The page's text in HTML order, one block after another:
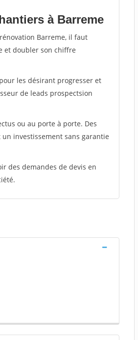
à Barreme
Barreme, il faut
et doubler son chiffre
les désirant progresser et
de leads prospectsion
ou au porte à porte. Des
investissement sans garantie
des demandes de devis en